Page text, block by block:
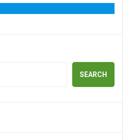
SEARCH